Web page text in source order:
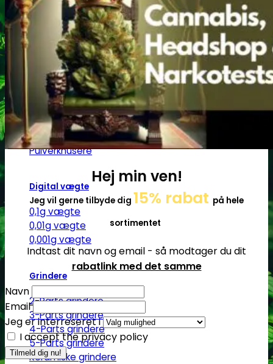
Ø20
SG14
Sniff & Snus
Master blastere
Snuff Box
Snifferør
Sniffesæt
Pulverbeholdere
Pulverknusere
Digital vægte
0,1g vægte
0,01g vægte
0,001g vægte
Grindere
2-Parts grindere
3-Parts grindere
4-Parts grindere
5-Parts grindere
Keramiske grindere
Hej min ven!
Jeg vil gerne tilbyde dig 15% rabat på hele
sortimentet
Indtast dit navn og email - så modtager du dit
rabatlink med det samme
Navn
Email
Jeg er interreseret i
I accept the privacy policy